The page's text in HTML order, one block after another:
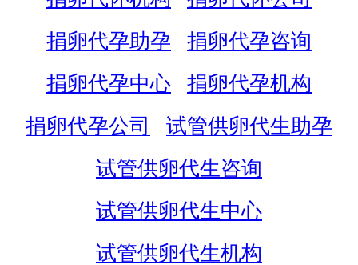
捐卵代孕助孕
捐卵代孕咨询
捐卵代孕中心
捐卵代孕机构
捐卵代孕公司
试管供卵代生助孕
试管供卵代生咨询
试管供卵代生中心
试管供卵代生机构